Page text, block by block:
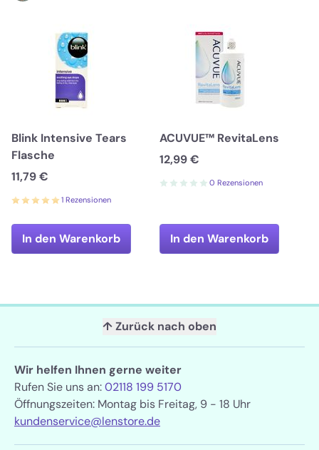
Blink Intensive Tears
Flasche
11,79 €
1 Rezensionen
In den Warenkorb
ACUVUE™ RevitaLens
12,99 €
0 Rezensionen
In den Warenkorb
↑ Zurück nach oben
Wir helfen Ihnen gerne weiter
Rufen Sie uns an:02118 199 5170
Öffnungszeiten: Montag bis Freitag, 9 - 18 Uhr
kundenservice@lenstore.de